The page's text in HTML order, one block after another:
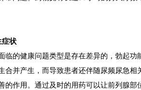
症状
临的健康问题类型是存在差异的，勃起
合并产生，而导致患者还伴随尿频尿急
的作用。通过及时的用药可以让前列腺